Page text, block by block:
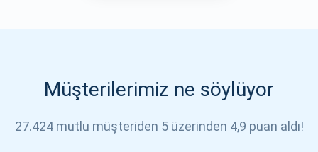
Müşterilerimiz ne söylüyor
27.424 mutlu müşteriden 5 üzerinden 4,9 puan aldı!